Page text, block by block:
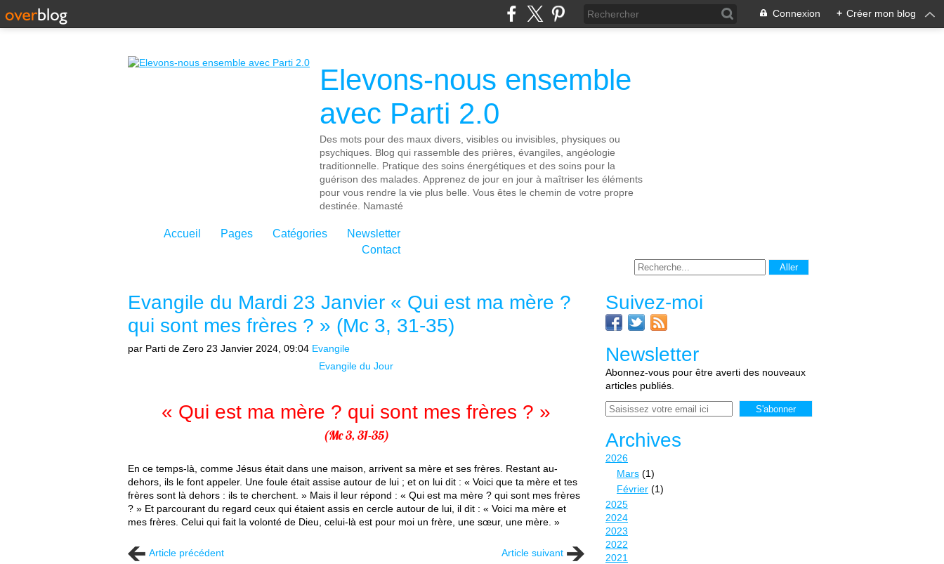
Connexion + Créer mon blog
Elevons-nous ensemble
avec Parti 2.0
Des mots pour des maux divers, visibles ou invisibles, physiques ou
psychiques. Blog qui rassemble des prières, évangiles, angéologie
traditionnelle. Pratique des soins énergétiques et des soins pour la
guérison des malades. Apprenez de jour en jour à maîtriser les éléments
pour vous rendre la vie plus belle. Vous êtes le chemin de votre propre
destinée. Namasté
Accueil Pages Catégories
Newsletter
Contact
Evangile du Mardi 23 Janvier « Qui est ma mère ?
qui sont mes frères ? » (Mc 3, 31-35)
par Parti de Zero 23 Janvier 2024, 09:04 Evangile
Evangile du Jour
« Qui est ma mère ? qui sont mes frères ? »
(Mc 3, 31-35)
En ce temps-là, comme Jésus était dans une maison, arrivent sa mère et ses frères. Restant au-
dehors, ils le font appeler. Une foule était assise autour de lui ; et on lui dit : « Voici que ta mère et tes
frères sont là dehors : ils te cherchent. » Mais il leur répond : « Qui est ma mère ? qui sont mes frères
? » Et parcourant du regard ceux qui étaient assis en cercle autour de lui, il dit : « Voici ma mère et
mes frères. Celui qui fait la volonté de Dieu, celui-là est pour moi un frère, une sœur, une mère. »
Article précédent Article suivant
Suivez-moi
Newsletter
Abonnez-vous pour être averti des nouveaux
articles publiés.
Email
Archives
2026
Mars (1)
Février (1)
2025
2024
2023
2022
2021